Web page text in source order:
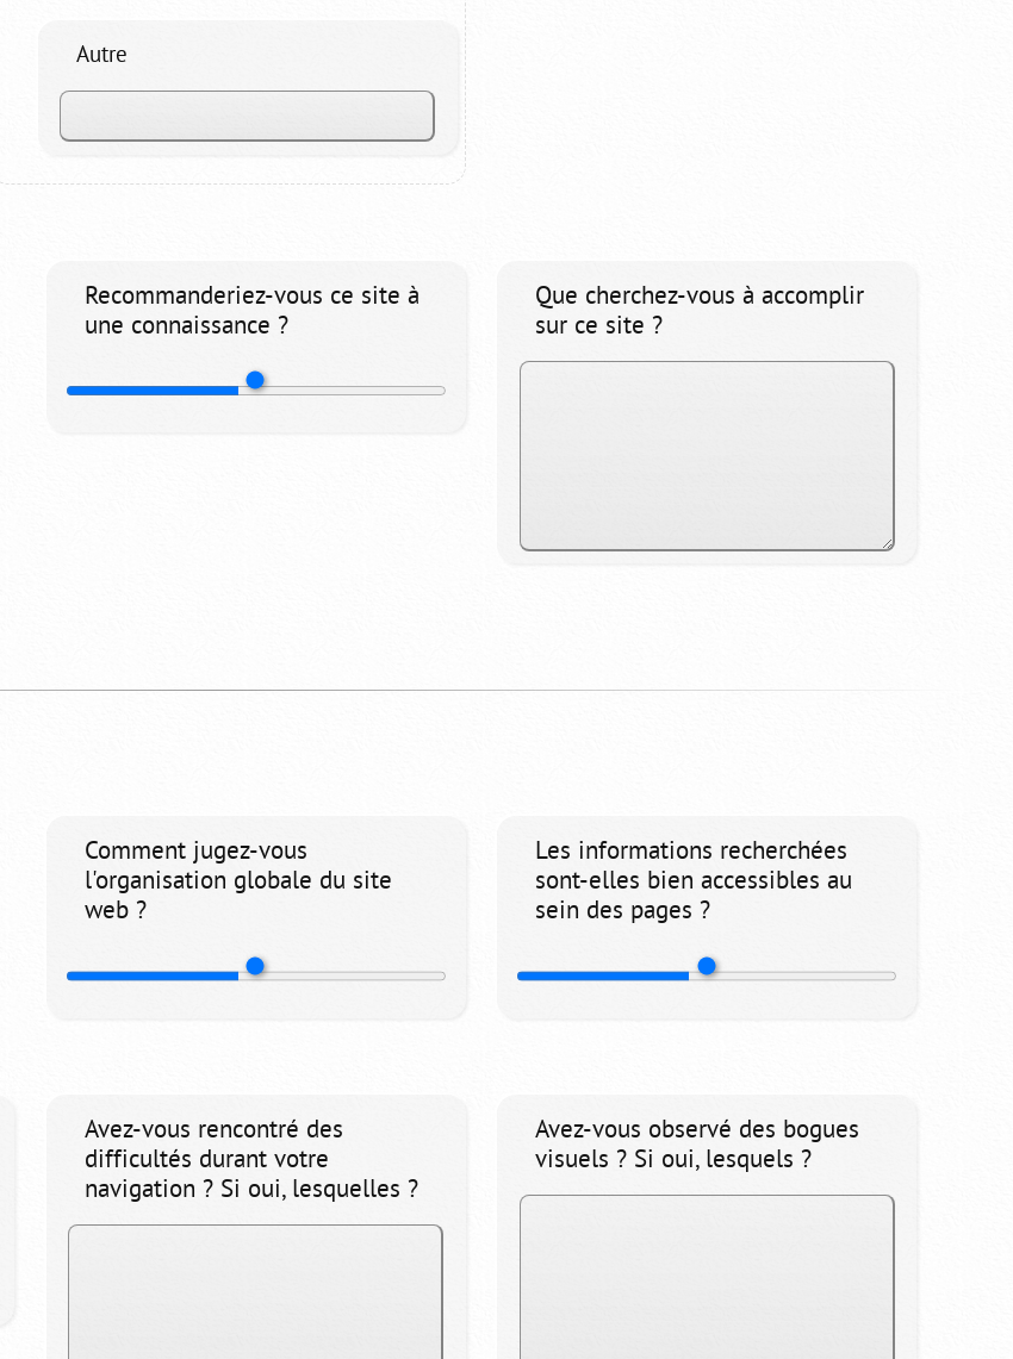
Autre
Recommanderiez-vous ce site à
une connaissance ?
Que cherchez-vous à accomplir
sur ce site ?
Comment jugez-vous
l'organisation globale du site
web ?
Les informations recherchées
sont-elles bien accessibles au
sein des pages ?
Avez-vous rencontré des
difficultés durant votre
navigation ? Si oui, lesquelles ?
Avez-vous observé des bogues
visuels ? Si oui, lesquels ?